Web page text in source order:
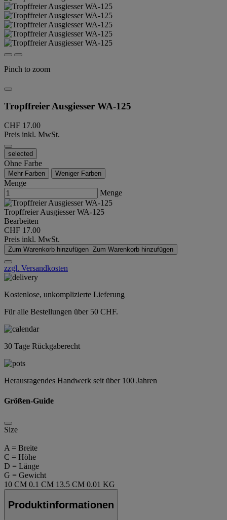
Pinch to zoom
Tropffreier Ausgiesser WA-125
CHF 17.00
Preis inkl. MwSt.
selected
Ohne Farbe
Mehr Farben Weniger Farben
Menge
Menge
Tropffreier Ausgiesser WA-125
Bearbeiten
CHF 17.00
Preis inkl. MwSt.
Zum Warenkorb hinzufügen Zum Warenkorb hinzufügen
zzgl. Versandkosten
Kostenlose, unkomplizierte Lieferung
Für alle Bestellungen über 50 CHF.
30 Tage Rückgaberecht
Herausragendes Handwerk seit über 100 Jahren
Größen-Guide
Size
A = Breite
C = Höhe
D = Länge
G = Gewicht
10 CM 0.1 CM 13.5 CM 0.01 KG
Produktinformationen